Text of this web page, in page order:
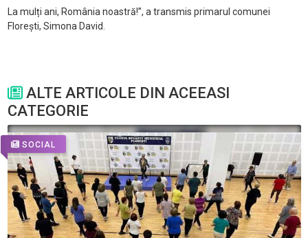
La mulți ani, România noastră!”, a transmis primarul comunei
Florești, Simona David.
ALTE ARTICOLE DIN ACEEASI
CATEGORIE
SOCIAL